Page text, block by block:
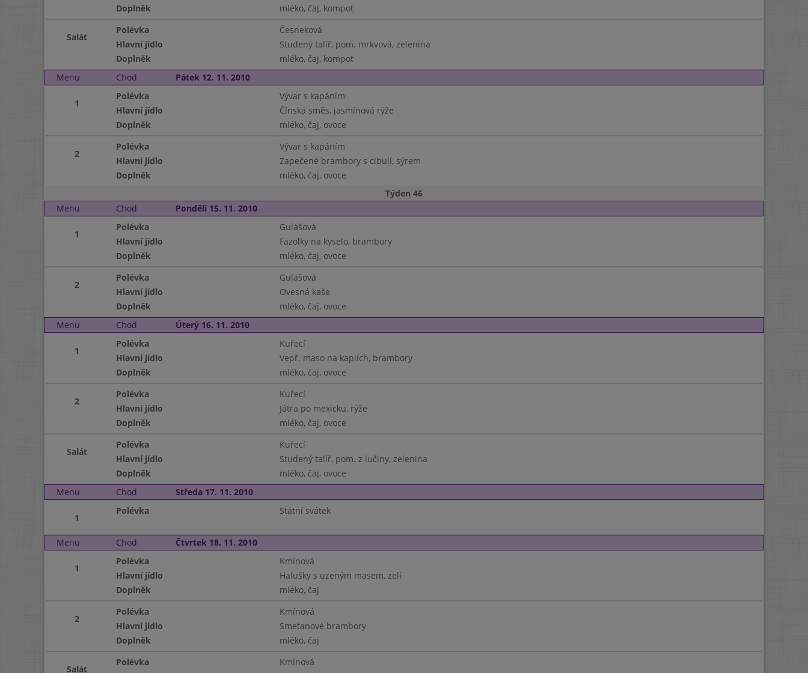
Doplněk
mléko, čaj, kompot
Salát
Polévka
Česneková
Hlavní jídlo
Studený talíř, pom. mrkvová, zelenina
Doplněk
mléko, čaj, kompot
Menu
Chod Pátek 12. 11. 2010
1
Polévka
Vývar s kapáním
Hlavní jídlo
Čínská směs, jasmínová rýže
Doplněk
mléko, čaj, ovoce
2
Polévka
Vývar s kapáním
Hlavní jídlo
Zapečené brambory s cibulí, sýrem
Doplněk
mléko, čaj, ovoce
Týden 46
Menu
Chod Pondělí 15. 11. 2010
1
Polévka
Gulášová
Hlavní jídlo
Fazolky na kyselo, brambory
Doplněk
mléko, čaj, ovoce
2
Polévka
Gulášová
Hlavní jídlo
Ovesná kaše
Doplněk
mléko, čaj, ovoce
Menu
Chod Úterý 16. 11. 2010
1
Polévka
Kuřecí
Hlavní jídlo
Vepř. maso na kapiích, brambory
Doplněk
mléko, čaj, ovoce
2
Polévka
Kuřecí
Hlavní jídlo
Játra po mexicku, rýže
Doplněk
mléko, čaj, ovoce
Salát
Polévka
Kuřecí
Hlavní jídlo
Studený talíř, pom. z lučiny, zelenina
Doplněk
mléko, čaj, ovoce
Menu
Chod Středa 17. 11. 2010
1
Polévka Státní svátek
Menu Chod Čtvrtek 18. 11. 2010
1
Polévka
Kmínová
Hlavní jídlo
Halušky s uzeným masem, zelí
Doplněk
mléko, čaj
2
Polévka
Kmínová
Hlavní jídlo
Smetanové brambory
Doplněk
mléko, čaj
Salát
Polévka
Kmínová